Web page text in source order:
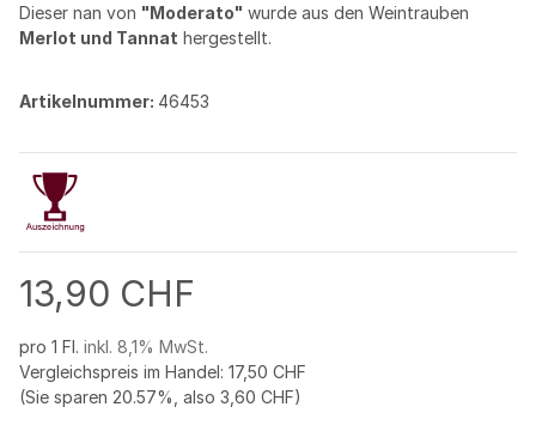
Dieser nan von "Moderato" wurde aus den Weintrauben
Merlot und Tannat hergestellt.
Artikelnummer: 46453
13,90 CHF
pro 1 Fl. inkl. 8,1% MwSt.
Vergleichspreis im Handel: 17,50 CHF
(Sie sparen 20.57% , also 3,60 CHF)